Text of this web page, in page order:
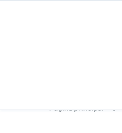
Página principal